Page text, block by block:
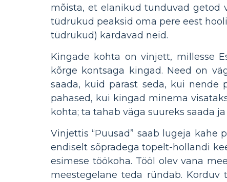
mõista, et elanikud tunduvad getod
tüdrukud peaksid oma pere eest
tüdrukud) kardavad neid.
Kingade kohta on vinjett, millesse
kõrge kontsaga kingad. Need on
saada, kuid pärast seda, kui nende
pahased, kui kingad minema
kohta; ta tahab väga suureks saada
Vinjettis “Puusad” saab lugeja
endiselt sõpradega topelt-hollandi
esimese töökoha. Tööl olev vana
meestegelane teda ründab.